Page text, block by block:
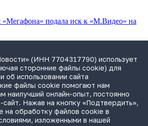
«Мегафона» подала иск к «М.Видео» на
патента на систему управления
возражений «Яндекса»
иски российской «дочки»
(ИНН 7704317790) использует
сторонние файлы cookie) для
об использовании сайта
файлы cookie помогают нам
наилучший онлайн-опыт, постоянно
сайт. Нажав на кнопку «Подтвердить»,
на обработку файлов cookie в
изложенными в нашей